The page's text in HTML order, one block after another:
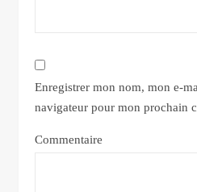
Enregistrer mon nom, mon e-
navigateur pour mon prochain
Commentaire